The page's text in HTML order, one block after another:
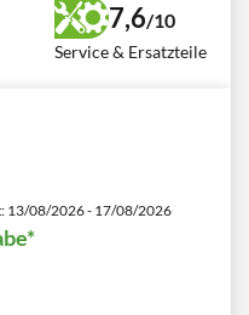
7,6/10
Service & Ersatzteile
13/08/2026 - 17/08/2026